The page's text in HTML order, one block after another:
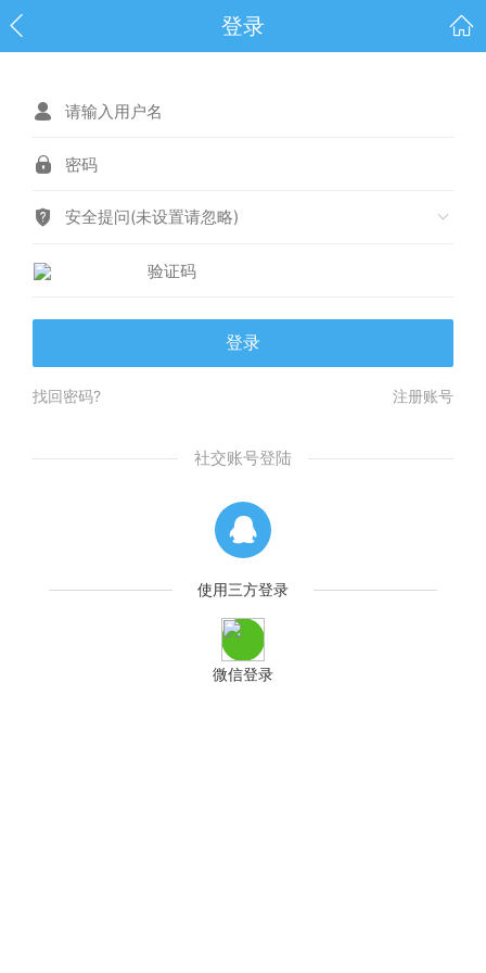
登录
安全提问(未设置请忽略)
登录
找回密码? 注册账号
社交账号登陆
使用三方登录
微信登录